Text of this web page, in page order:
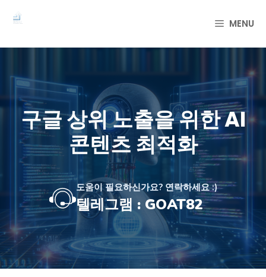
로
기
MENU
구글 상위 노출을 위한 AI
콘텐츠 최적화
도움이 필요하신가요? 연락하세요 :)
텔레그램 : GOAT82